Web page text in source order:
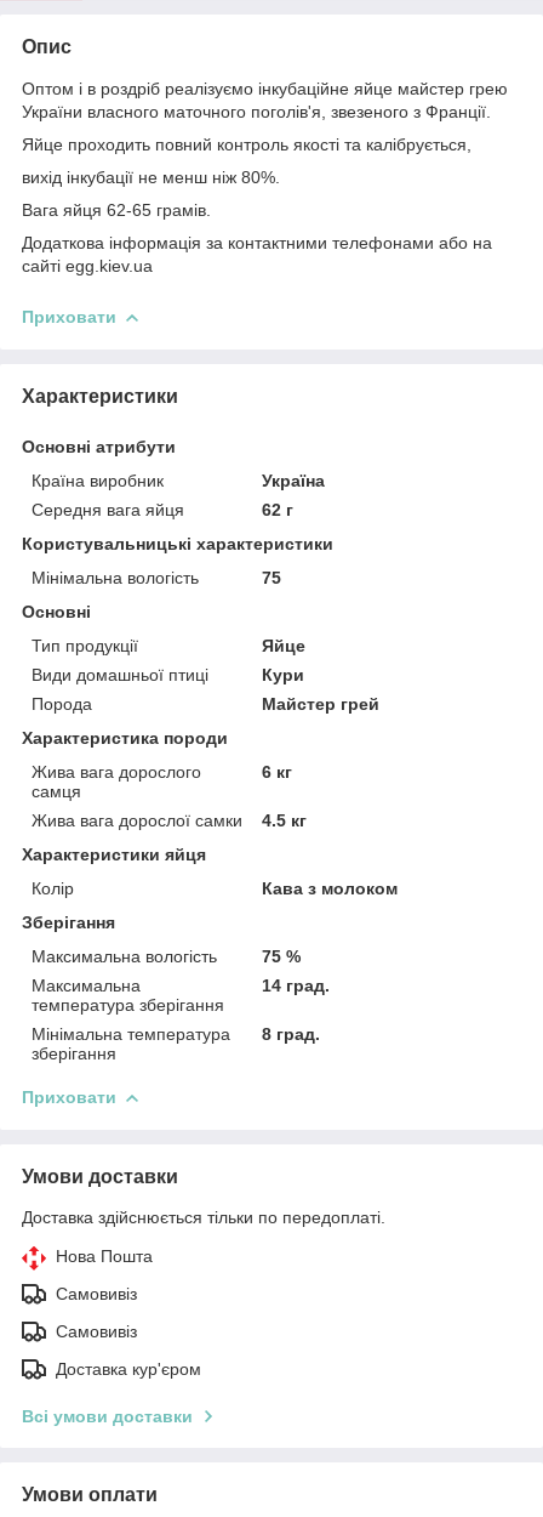
Опис
Оптом і в роздріб реалізуємо інкубаційне яйце майстер грею
України власного маточного поголів'я, звезеного з Франції.
Яйце проходить повний контроль якості та калібрується,
вихід інкубації не менш ніж 80%.
Вага яйця 62-65 грамів.
Додаткова інформація за контактними телефонами або на
сайті egg.kiev.ua
Приховати
Характеристики
Основні атрибути
Країна виробник
Україна
Середня вага яйця
62 г
Користувальницькі характеристики
Мінімальна вологість
75
Основні
Тип продукції
Яйце
Види домашньої птиці
Кури
Порода
Майстер грей
Характеристика породи
Жива вага дорослого
самця
6 кг
Жива вага дорослої самки
4.5 кг
Характеристики яйця
Колір
Кава з молоком
Зберігання
Максимальна вологість
75 %
Максимальна
температура зберігання
14 град.
Мінімальна температура
зберігання
8 град.
Приховати
Умови доставки
Доставка здійснюється тільки по передоплаті.
Нова Пошта
Самовивіз
Самовивіз
Доставка кур'єром
Всі умови доставки
Умови оплати